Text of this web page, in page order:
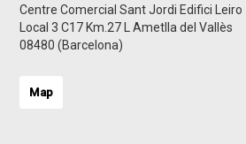
Centre Comercial Sant Jordi Edifici Leiro
Local 3 C17 Km.27 L Ametlla del Vallès
08480 (Barcelona)
Map